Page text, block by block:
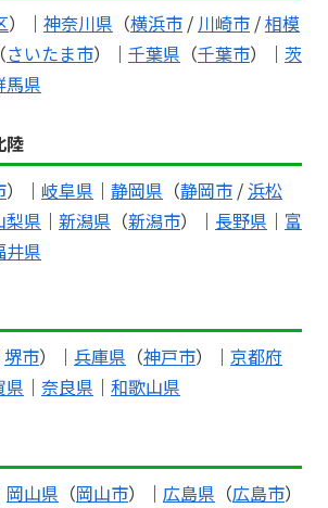
）｜ 神奈川県 （横浜市 / 川崎市 /相模
（さいたま市）｜ 千葉県 （千葉市）｜ 茨
馬県
陸
）｜ 岐阜県 ｜ 静岡県 （静岡市 / 浜松
梨県 ｜ 新潟県 （新潟市）｜ 長野県 ｜ 富
井県
堺市）｜ 兵庫県 （神戸市）｜ 京都府
県 ｜ 奈良県 ｜ 和歌山県
岡山県 （岡山市）｜ 広島県 （広島市）